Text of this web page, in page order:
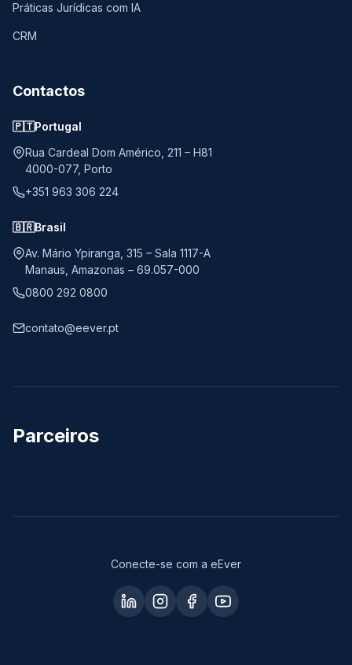
Práticas Jurídicas com IA
CRM
Contactos
🇵🇹Portugal
Rua Cardeal Dom Américo, 211 – H81
4000-077, Porto
+351 963 306 224
🇧🇷Brasil
Av. Mário Ypiranga, 315 – Sala 1117-A
Manaus, Amazonas – 69.057-000
0800 292 0800
contato@eever.pt
Parceiros
Conecte-se com a eEver